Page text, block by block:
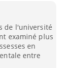
de l'université
examiné plus
en
entre